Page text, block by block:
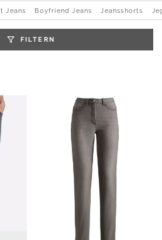
Jeans Boyfriend Jeans Jeansshorts
FILTERN